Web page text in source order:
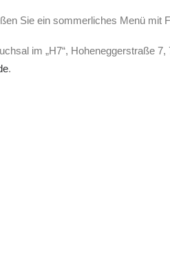
Sie ein sommerliches Menü mit
im „H7“, Hoheneggerstraße 7,
.